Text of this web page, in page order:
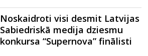
Noskaidroti visi desmit Latvijas
Sabiedriskā medija dziesmu
konkursa “Supernova” finālisti